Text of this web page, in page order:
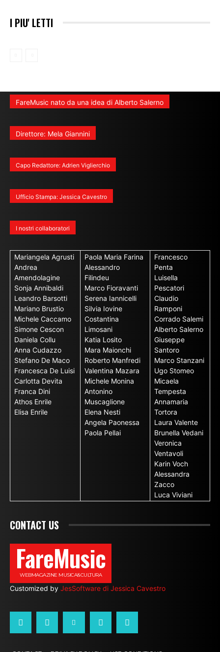
I PIU' LETTI
FareMusic nato da una idea di Alberto Salerno
Direttore: Mela Giannini
Capo Redattore: Adrien Viglierchio
Ufficio Stampa: Jessica Cavestro
I nostri collaboratori
Mariangela Agrusti
Andrea
Amendolagine
Sonja Annibaldi
Leandro Barsotti
Mariano Brustio
Michele Caccamo
Simone Cescon
Daniela Collu
Anna Cudazzo
Stefano De Maco
Francesca De Luisi
Carlotta Devita
Franca Dini
Athos Enrile
Elisa Enrile
Paola Maria Farina
Alessandro
Filindeu
Marco Fioravanti
Serena Iannicelli
Silvia Iovine
Costantina
Limosani
Katia Losito
Mara Maionchi
Roberto Manfredi
Valentina Mazara
Michele Monina
Antonino
Muscaglione
Elena Nesti
Angela Paonessa
Paola Pellai
Francesco
Penta
Luisella
Pescatori
Claudio
Ramponi
Corrado Salemi
Alberto Salerno
Giuseppe
Santoro
Marco Stanzani
Ugo Stomeo
Micaela
Tempesta
Annamaria
Tortora
Laura Valente
Brunella Vedani
Veronica
Ventavoli
Karin Voch
Alessandra
Zacco
Luca Viviani
CONTACT US
FareMusic
WEBMAGAZINE MUSICA&CULTURA
Customized by JesSoftware di Jessica Cavestro